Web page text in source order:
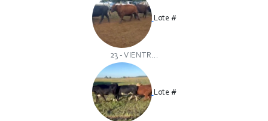
Lote #
23 - VIENTR...
Lote #